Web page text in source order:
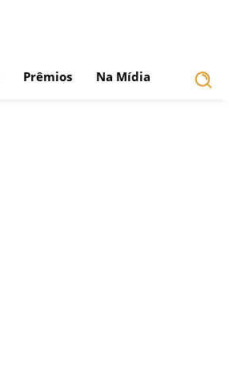
Prêmios Na Mídia